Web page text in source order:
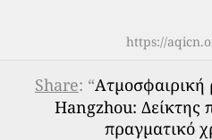
https://
Share: “Ατμοσφαιρική
Hangzhou: Δείκτης
πραγματικό